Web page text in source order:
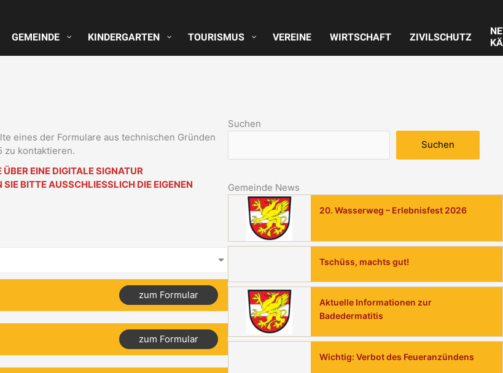
GEMEINDE KINDERGARTEN TOURISMUS VEREINE WIRTSCHAFT ZIVILSCHUTZ
eines der Formulare aus technischen Gründen
zu kontaktieren.
EINE DIGITALE SIGNATUR
BITTE AUSSCHLIESSLICH DIE EIGENEN
zum Formular
zum Formular
Suchen
Suchen
Gemeinde News
20. Wasserweg – Erlebnisfest 2026
Tschüss, machts gut!
Aktuelle Informationen zur
Badedermatitis
Wichtig: Verbot des Feueranzündens